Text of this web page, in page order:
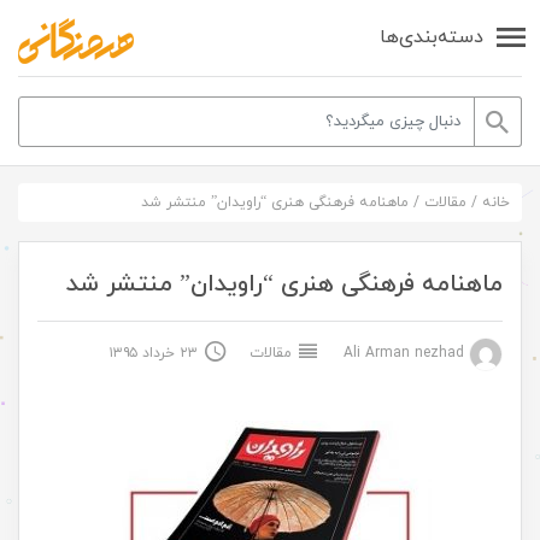
دسته‌بندی‌ها
خانه / مقالات / ماهنامه فرهنگی هنری “راویدان” منتشر شد
ماهنامه فرهنگی هنری “راویدان” منتشر شد
مقالات ۲۳ خرداد ۱۳۹۵